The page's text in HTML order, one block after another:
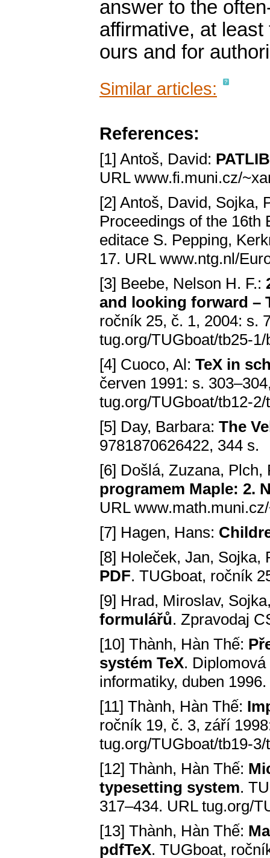
answer to the
affirmative, at
ours and for
Similar articles:
References:
[1] Antoš, David:
URL www.fi.muni.cz/
[2] Antoš, David, Sojka,
Proceedings of the 16th
editace S. Pepping,
17. URL www.ntg.nl/
[3] Beebe, Nelson H. F.:
and looking forward –
ročník 25, č. 1, 2004: s.
tug.org/TUGboat/tb25-
[4] Cuoco, Al: TeX in
červen 1991: s.
tug.org/TUGboat/tb12-
[5] Day, Barbara: The
9781870626422, 344 s.
[6] Došlá, Zuzana,
programem Maple: 2.
URL
[7] Hagen, Hans:
[8] Holeček, Jan, Sojka,
PDF. TUGboat, ročník
[9] Hrad, Miroslav,
formulářů. Zpravodaj
[10] Thành, Hàn Thế:
systém TeX.
informatiky, duben 1996.
[11] Thành, Hàn Thế:
ročník 19, č. 3, září
tug.org/TUGboat/tb19-
[12] Thành, Hàn Thế:
typesetting system.
317–434. URL tug.org/
[13] Thành, Hàn Thế:
pdfTeX. TUGboat,